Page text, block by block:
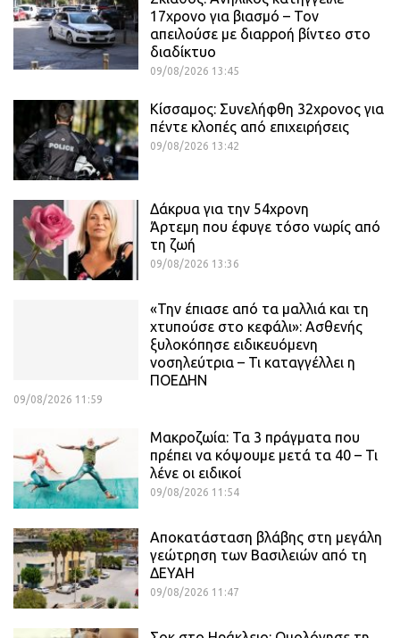
17χρονο για βιασμό – Τον
απειλούσε με διαρροή βίντεο στο
διαδίκτυο
09/08/2026 13:45
Κίσσαμος: Συνελήφθη 32χρονος για
πέντε κλοπές από επιχειρήσεις
09/08/2026 13:42
Δάκρυα για την 54χρονη
Άρτεμη που έφυγε τόσο νωρίς από
τη ζωή
09/08/2026 13:36
«Την έπιασε από τα μαλλιά και τη
χτυπούσε στο κεφάλι»: Ασθενής
ξυλοκόπησε ειδικευόμενη
νοσηλεύτρια – Τι καταγγέλλει η
ΠΟΕΔΗΝ
09/08/2026 11:59
Μακροζωία: Τα 3 πράγματα που
πρέπει να κόψουμε μετά τα 40 – Τι
λένε οι ειδικοί
09/08/2026 11:54
Αποκατάσταση βλάβης στη μεγάλη
γεώτρηση των Βασιλειών από τη
ΔΕΥΑΗ
09/08/2026 11:47